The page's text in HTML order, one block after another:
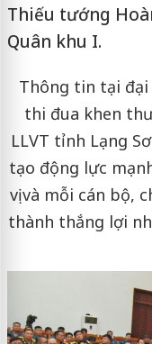
Thiếu tướng
Quân khu I.
Thông tin tại
thi đua khen
LLVT tỉnh Lạng
tạo động lực
vị và mỗi cán bộ,
thành thắng lợi